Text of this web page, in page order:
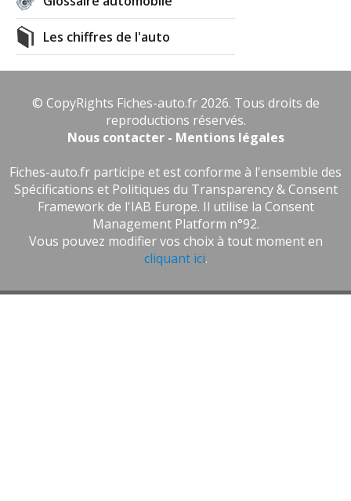
Les chiffres de l'auto
© CopyRights Fiches-auto.fr 2026. Tous droits de
reproductions réservés.
Nous contacter - Mentions légales
Fiches-auto.fr participe et est conforme à l'ensemble des
Spécifications et Politiques du Transparency & Consent
Framework de l'IAB Europe. Il utilise la Consent
Management Platform n°92.
Vous pouvez modifier vos choix à tout moment en
cliquant ici.